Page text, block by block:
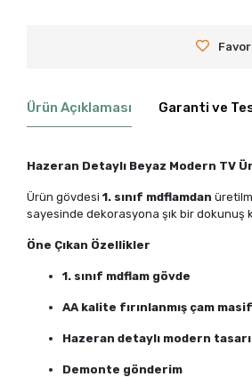
Ürün Açıklaması Garanti ve
Hazeran Detaylı Beyaz Modern TV
Ürün gövdesi1. sınıf mdflamdan
sayesinde dekorasyona şık bir dokunuş
Öne Çıkan Özellikler
1. sınıf mdflam gövde
AA kalite fırınlanmış çam
Hazeran detaylı modern
Demonte gönderim